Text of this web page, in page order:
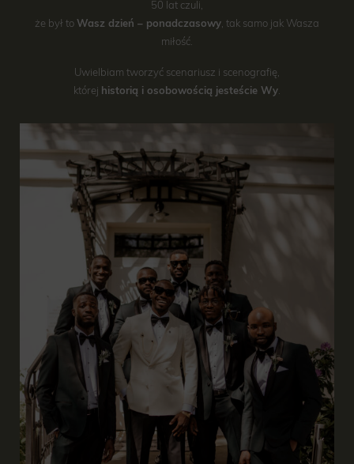
50 lat czuli,
że był toWasz dzień – ponadczasowy, tak samo jak Wasza
miłość.
Uwielbiam tworzyć scenariusz i scenografię,
której historią i osobowością jesteście Wy.